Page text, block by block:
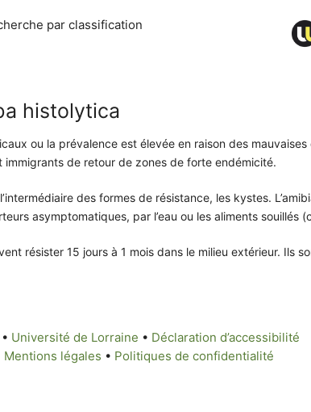
par classification
histolytica
ou la prévalence est élevée en raison des mauvaises
immigrants de retour de zones de forte endémicité.
des formes de résistance, les kystes.
asymptomatiques, par l’eau ou les aliments souillés
résister 15 jours à 1 mois dans le milieu extérieur. Ils
Université de Lorraine • Déclaration d’accessibilité
Mentions légales • Politiques de confidentialité